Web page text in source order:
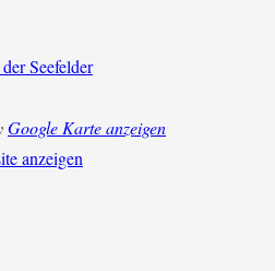
Seefelder
Google Karte anzeigen
anzeigen